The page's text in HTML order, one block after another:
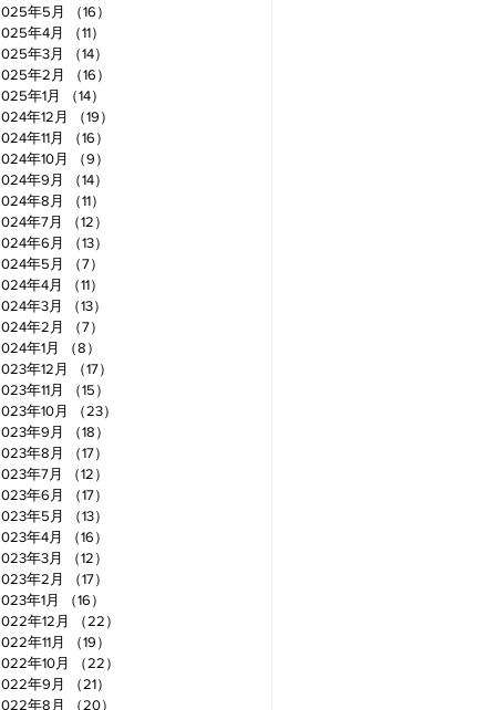
年5月
（16）
年4月
（11）
年3月
（14）
年2月
（16）
年1月
（14）
年12月
（19）
年11月
（16）
年10月
（9）
年9月
（14）
年8月
（11）
年7月
（12）
年6月
（13）
年5月
（7）
年4月
（11）
年3月
（13）
年2月
（7）
年1月
（8）
年12月
（17）
年11月
（15）
年10月
（23）
年9月
（18）
年8月
（17）
年7月
（12）
年6月
（17）
年5月
（13）
年4月
（16）
年3月
（12）
年2月
（17）
年1月
（16）
年12月
（22）
年11月
（19）
年10月
（22）
年9月
（21）
年8月
（20）